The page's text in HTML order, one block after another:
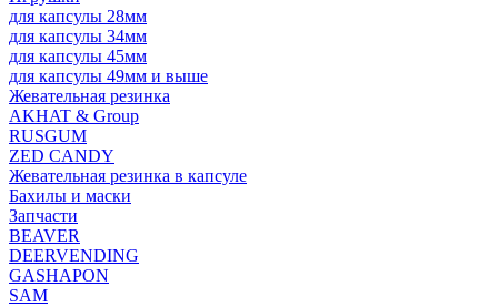
для капсулы 28мм
для капсулы 34мм
для капсулы 45мм
для капсулы 49мм и выше
Жевательная резинка
AKHAT & Group
RUSGUM
ZED CANDY
Жевательная резинка в капсуле
Бахилы и маски
Запчасти
BEAVER
DEERVENDING
GASHAPON
SAM